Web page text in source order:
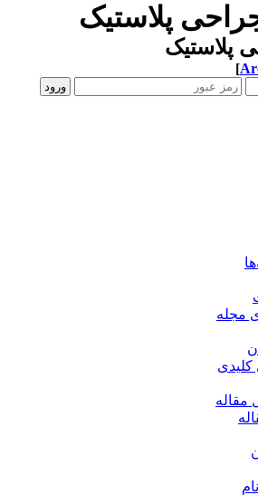
پلاستیک
پلاستیک
[
مجله
کلیدی
مقاله